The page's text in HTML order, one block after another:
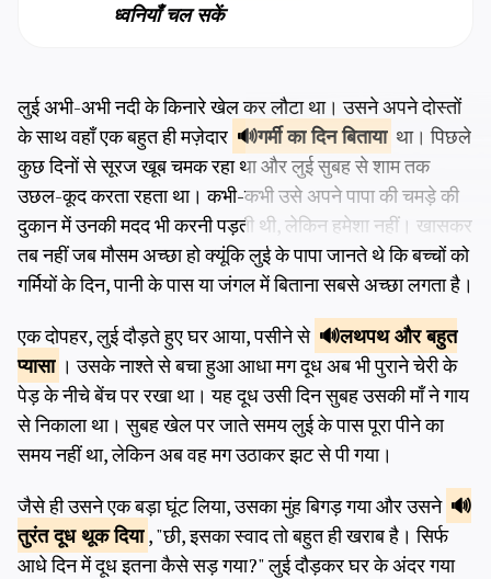
ध्वनियाँ चल सकें
लुई अभी-अभी नदी के किनारे खेल कर लौटा था। उसने अपने दोस्तों
के साथ वहाँ एक बहुत ही मज़ेदार
गर्मी कादिन बिताया था। पिछले
कुछ दिनों से सूरज खूब चमक रहा था और लुई सुबह से शाम तक
उछल-कूद करता रहता था। कभी-कभी उसे अपने पापा की चमड़े की
दुकान में उनकी मदद भी करनी पड़ती थी, लेकिन हमेशा नहीं। खासकर
तब नहीं जब मौसम अच्छा हो क्यूंकि लुई के पापा जानते थे कि बच्चों को
गर्मियों के दिन, पानी के पास या जंगल में बिताना सबसे अच्छा लगता है।
एक दोपहर, लुई दौड़ते हुए घर आया, पसीने से
लथपथ औरबहुत
प्यासा । उसके नाश्ते से बचा हुआ आधा मग दूध अब भी पुराने चेरी के
पेड़ के नीचे बेंच पर रखा था। यह दूध उसी दिन सुबह उसकी माँ ने गाय
से निकाला था। सुबह खेल पर जाते समय लुई के पास पूरा पीने का
समय नहीं था, लेकिन अब वह मग उठाकर झट से पी गया।
जैसे ही उसने एक बड़ा घूंट लिया, उसका मुंह बिगड़ गया और उसने
तुरंत दूधथूक दिया , "छी, इसका स्वाद तो बहुत ही खराब है। सिर्फ
आधे दिन में दूध इतना कैसे सड़ गया?" लुई दौड़कर घर के अंदर गया